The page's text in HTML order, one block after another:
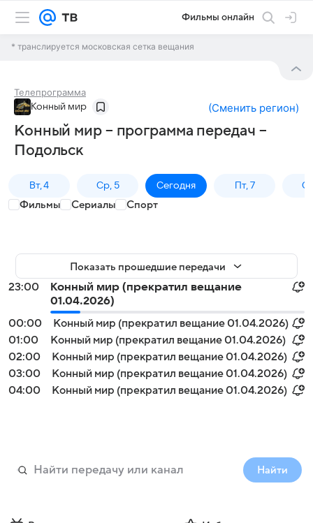
Фильмы онлайн
* транслируется московская сетка вещания
Телепрограмма
Конный мир (Сменить регион)
Конный мир – программа передач –
Подольск
Вт, 4 Ср, 5 Сегодня Пт, 7
Фильмы Сериалы Спорт
Показать прошедшие передачи
23:00
Конный мир (прекратил вещание
01.04.2026)
00:00
Конный мир (прекратил вещание 01.04.2026)
01:00
Конный мир (прекратил вещание 01.04.2026)
02:00
Конный мир (прекратил вещание 01.04.2026)
03:00
Конный мир (прекратил вещание 01.04.2026)
04:00
Конный мир (прекратил вещание 01.04.2026)
Найти